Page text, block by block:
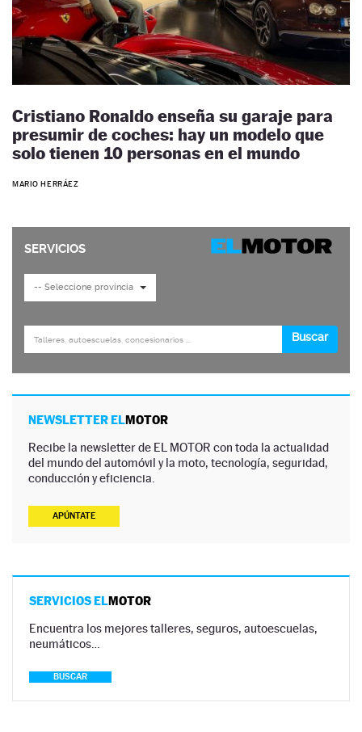
Cristiano Ronaldo enseña su garaje para
presumir de coches: hay un modelo que
solo tienen 10 personas en el mundo
MARIO HERRÁEZ
NEWSLETTER ELMOTOR
Recibe la newsletter de EL MOTOR con toda la actualidad
del mundo del automóvil y la moto, tecnología, seguridad,
conducción y eficiencia.
APÚNTATE
SERVICIOS ELMOTOR
Encuentra los mejores talleres, seguros, autoescuelas,
neumáticos…
BUSCAR